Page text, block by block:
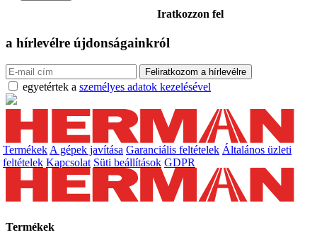
Iratkozzon fel
a hírlevélre újdonságainkról
egyetértek a személyes adatok kezelésével
Termékek A gépek javítása Garanciális feltételek Általános üzleti
feltételek Kapcsolat Süti beállítások GDPR
Termékek